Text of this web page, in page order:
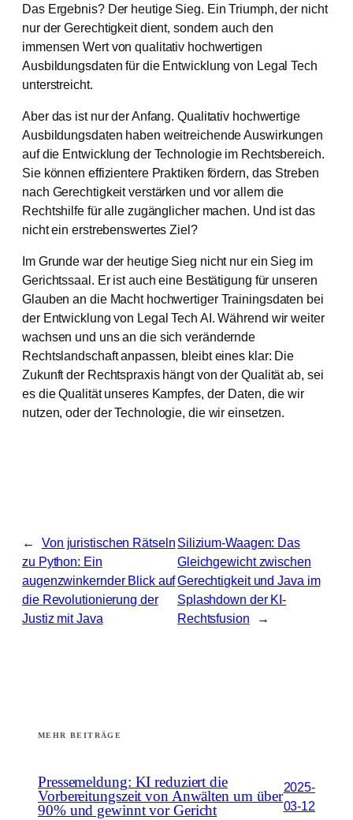
Das Ergebnis? Der heutige Sieg. Ein Triumph, der nicht
nur der Gerechtigkeit dient, sondern auch den
immensen Wert von qualitativ hochwertigen
Ausbildungsdaten für die Entwicklung von Legal Tech
unterstreicht.
Aber das ist nur der Anfang. Qualitativ hochwertige
Ausbildungsdaten haben weitreichende Auswirkungen
auf die Entwicklung der Technologie im Rechtsbereich.
Sie können effizientere Praktiken fördern, das Streben
nach Gerechtigkeit verstärken und vor allem die
Rechtshilfe für alle zugänglicher machen. Und ist das
nicht ein erstrebenswertes Ziel?
Im Grunde war der heutige Sieg nicht nur ein Sieg im
Gerichtssaal. Er ist auch eine Bestätigung für unseren
Glauben an die Macht hochwertiger Trainingsdaten bei
der Entwicklung von Legal Tech AI. Während wir weiter
wachsen und uns an die sich verändernde
Rechtslandschaft anpassen, bleibt eines klar: Die
Zukunft der Rechtspraxis hängt von der Qualität ab, sei
es die Qualität unseres Kampfes, der Daten, die wir
nutzen, oder der Technologie, die wir einsetzen.
←
Von juristischen Rätseln
zu Python: Ein
augenzwinkernder Blick auf
die Revolutionierung der
Justiz mit Java
Silizium-Waagen: Das
Gleichgewicht zwischen
Gerechtigkeit und Java im
Splashdown der KI-
Rechtsfusion
→
MEHR BEITRÄGE
Pressemeldung: KI reduziert die
Vorbereitungszeit von Anwälten um über
90% und gewinnt vor Gericht
2025-
03-12